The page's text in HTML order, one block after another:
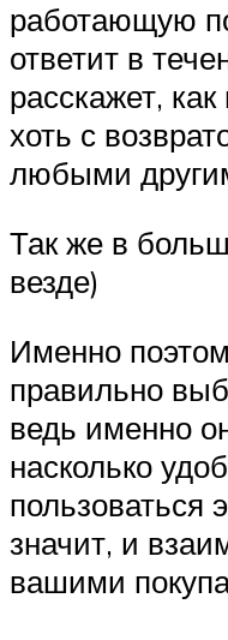
работающую
ответит в
расскажет,
хоть с
любыми
Так же в
везде)
Именно
правильно
ведь именно
насколько
пользоваться
значит, и
вашими